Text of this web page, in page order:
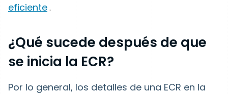
eficiente.
¿Qué sucede después de que
se inicia la ECR?
Por lo general, los detalles de una ECR en la